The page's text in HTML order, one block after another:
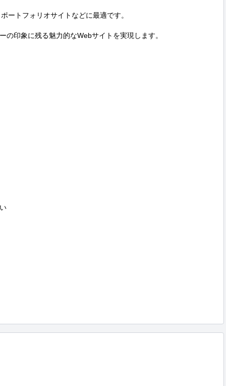
ートフォリオサイトなどに最適です。
の印象に残る魅力的なWebサイトを実現します。